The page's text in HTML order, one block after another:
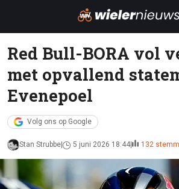
Red Bull-BORA vol
met opvallend
Evenepoel
Volg ons op Google
Stan Strubbe 5 juni 2026 18:44 132